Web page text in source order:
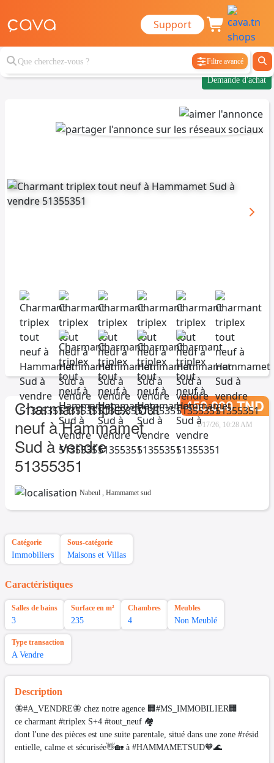
Support
Filtre avancé
Demande d'achat
Charmant triplex tout
neuf à Hammamet
Sud à vendre
51355351
450.000 TND
1/17/26, 10:28 AM
Nabeul , Hammamet sud
Catégorie
Immobiliers
Sous-catégorie
Maisons et Villas
Caractéristiques
Salles de bains
3
Surface en m²
235
Chambres
4
Meubles
Non Meublé
Type transaction
A Vendre
Description
🦋#A_VENDRE🦋 chez notre agence 🏢#MS_IMMOBILIER🏢
ce charmant #triplex S+4 #tout_neuf 🏘
dont l'une des pièces est une suite parentale, situé dans une zone #résid
entielle, calme et sécurisée👋🏡 à #HAMMAMETSUD🧡🌊